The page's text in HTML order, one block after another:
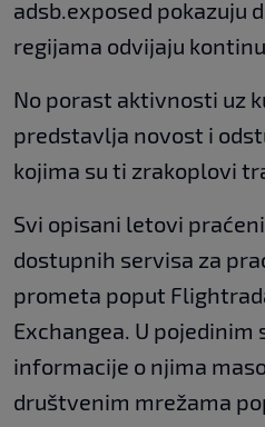
adsb.exposed pokazuju
regijama odvijaju
No porast aktivnosti uz
predstavlja novost i
kojima su ti zrakoplovi
Svi opisani letovi
dostupnih servisa za
prometa poput
Exchangea. U pojedinim
informacije o njima
društvenim mrežama